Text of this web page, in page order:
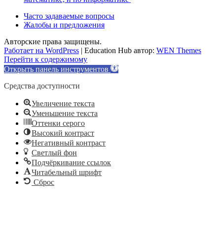
Часто задаваемые вопросы
Жалобы и предложения
Авторские права защищены.
Работает на WordPress | Education Hub автор: WEN Themes
Перейти к содержимому
Открыть панель инструментов
Средства доступности
Увеличение текста
Уменьшение текста
Оттенки серого
Высокий контраст
Негативный контраст
Светлый фон
Подчёркивание ссылок
Читабельный шрифт
Сброс